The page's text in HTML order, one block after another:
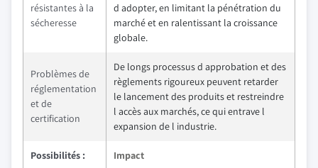
résistantes à la
sécheresse
d adopter, en limitant la pénétration du
marché et en ralentissant la croissance
globale.
Problèmes de
réglementation
et de
certification
De longs processus d approbation et des
règlements rigoureux peuvent retarder
le lancement des produits et restreindre
l accès aux marchés, ce qui entrave l
expansion de l industrie.
Possibilités : Impact